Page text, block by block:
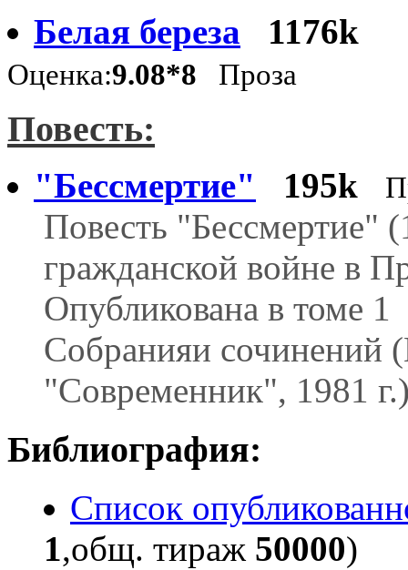
Белая береза
1176k
Оценка:9.08*8 Проза
Повесть:
"Бессмертие" 195k
Повесть "Бессмертие"
гражданской войне в
Опубликована в томе 1
Собранияи сочинений
"Современник", 1981
Библиография:
Список
1,общ. тираж 50000)